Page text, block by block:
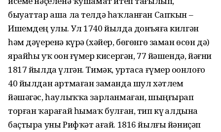
быуаттар аша ла телдә һаҡланған Сапҡын –
Ишемдең улы. Ул 1740 йылда донъяға килгән
һәм дәүеренә күрә (хәйер, бөгөнгө заман өсөн дә)
ярайһы уҡ оҙон ғүмер кисергән, 77 йәшендә, йәғни
1817 йылда үлгән. Тимәк, уртаса ғүмер оҙонлоғо
40 йылдан артмаған заманда шул хәтлем
йәшәгәс, һаулыҡҡа зарланмаған, шыңғырҙап
торған ҡарағай һымаҡ булған, тип күҙ алдына
баҫтыра уны Рифҡәт ағай. 1816 йылғы йәниҫәп